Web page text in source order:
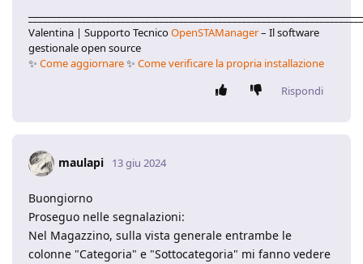
Valentina | Supporto TecnicoOpenSTAManager– Il software
gestionale open source
✨ Come aggiornare✨ Come verificare la propria installazione
Rispondi
maulapi 13 giu 2024
Buongiorno
Proseguo nelle segnalazioni:
Nel Magazzino, sulla vista generale entrambe le
colonne "Categoria" e "Sottocategoria" mi fanno vedere